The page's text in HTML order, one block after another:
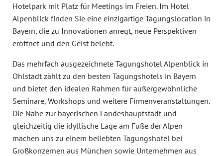
Hotelpark mit Platz für Meetings im Freien. Im Hotel
Alpenblick finden Sie eine einzigartige Tagungslocation in
Bayern, die zu Innovationen anregt, neue Perspektiven
eröffnet und den Geist belebt.
Das mehrfach ausgezeichnete Tagungshotel Alpenblick in
Ohlstadt zählt zu den besten Tagungshotels in Bayern
und bietet den idealen Rahmen für außergewöhnliche
Seminare, Workshops und weitere Firmenveranstaltungen.
Die Nähe zur bayerischen Landeshauptstadt und
gleichzeitig die idyllische Lage am Fuße der Alpen
machen uns zu einem beliebten Tagungshotel bei
Großkonzernen aus München sowie Unternehmen aus